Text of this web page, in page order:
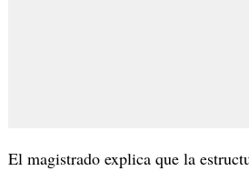
El magistrado explica que la